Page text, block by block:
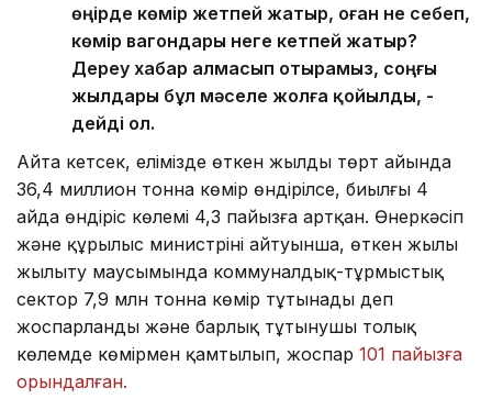
өңірде көмір жетпей жатыр, оған не себеп,
көмір вагондары неге кетпей жатыр?
Дереу хабар алмасып отырамыз, соңғы
жылдары бұл мәселе жолға қойылды, -
дейді ол.
Айта кетсек, елімізде өткен жылдың төрт айында
36,4 миллион тонна көмір өндірілсе, биылғы 4
айда өндіріс көлемі 4,3 пайызға артқан. Өнеркәсіп
және құрылыс министрінің айтуынша, өткен жылы
жылыту маусымында коммуналдық-тұрмыстық
сектор 7,9 млн тонна көмір тұтынады деп
жоспарланды және барлық тұтынушы толық
көлемде көмірмен қамтылып, жоспар 101 пайызға
орындалған.